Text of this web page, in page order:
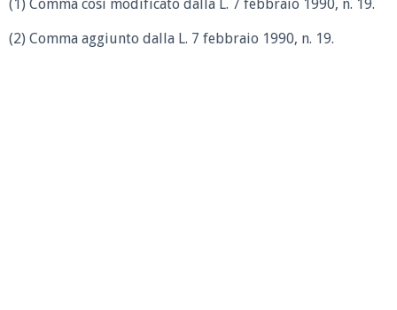
(1) Comma così modificato dalla L. 7 febbraio 1990, n. 19.
(2) Comma aggiunto dalla L. 7 febbraio 1990, n. 19.